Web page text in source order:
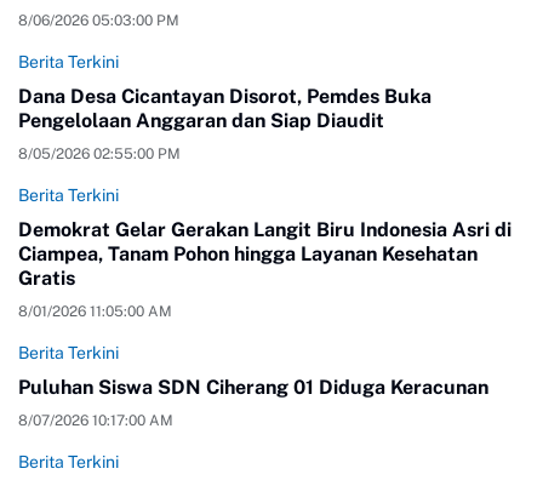
8/06/2026 05:03:00 PM
Berita Terkini
Dana Desa Cicantayan Disorot, Pemdes Buka
Pengelolaan Anggaran dan Siap Diaudit
8/05/2026 02:55:00 PM
Berita Terkini
Demokrat Gelar Gerakan Langit Biru Indonesia Asri di
Ciampea, Tanam Pohon hingga Layanan Kesehatan
Gratis
8/01/2026 11:05:00 AM
Berita Terkini
Puluhan Siswa SDN Ciherang 01 Diduga Keracunan
8/07/2026 10:17:00 AM
Berita Terkini